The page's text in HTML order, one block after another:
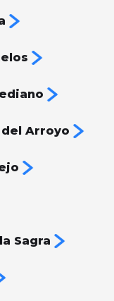
Arroyo
Sagra